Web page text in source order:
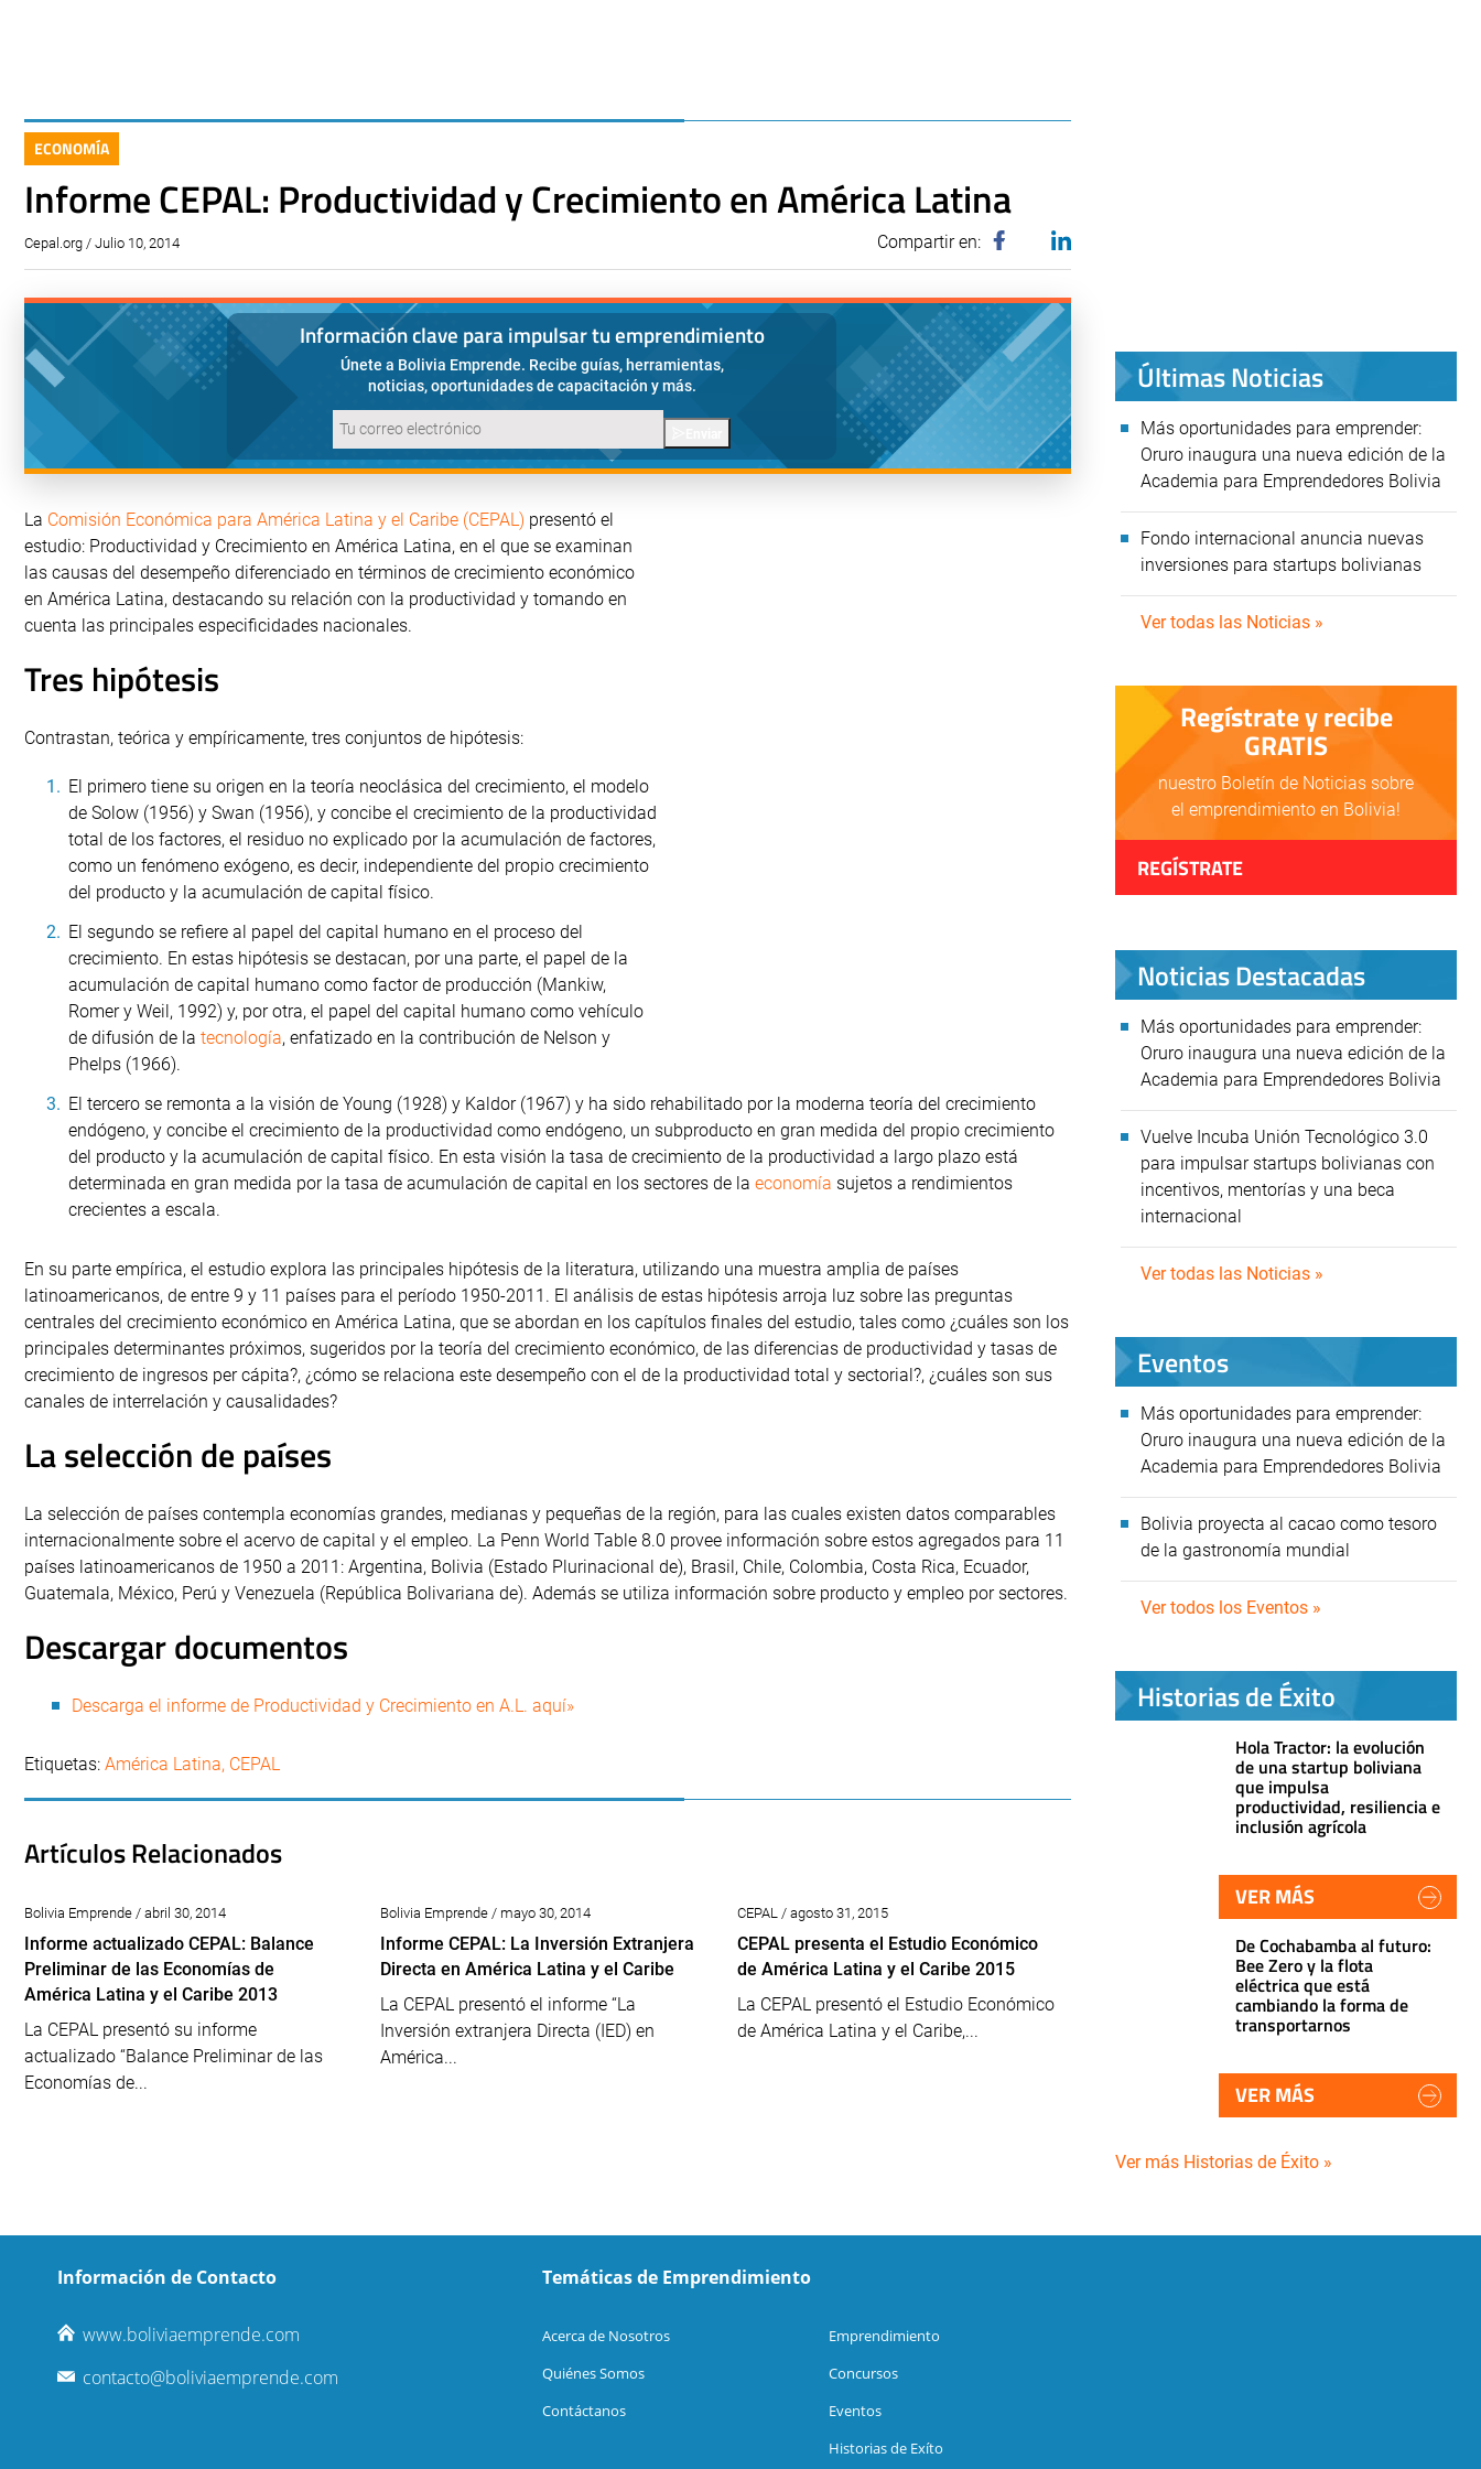
ECONOMÍA
Informe CEPAL: Productividad y Crecimiento en América Latina
Cepal.org / Julio 10, 2014 Compartir en:
Información clave para impulsar tu emprendimiento
Únete a Bolivia Emprende. Recibe guías, herramientas,
noticias, oportunidades de capacitación y más.
La Comisión Económica para América Latina y el Caribe (CEPAL) presentó el
estudio: Productividad y Crecimiento en América Latina, en el que se examinan
las causas del desempeño diferenciado en términos de crecimiento económico
en América Latina, destacando su relación con la productividad y tomando en
cuenta las principales especificidades nacionales.
Tres hipótesis
Contrastan, teórica y empíricamente, tres conjuntos de hipótesis:
El primero tiene su origen en la teoría neoclásica del crecimiento, el modelo
de Solow (1956) y Swan (1956), y concibe el crecimiento de la productividad
total de los factores, el residuo no explicado por la acumulación de factores,
como un fenómeno exógeno, es decir, independiente del propio crecimiento
del producto y la acumulación de capital físico.
El segundo se refiere al papel del capital humano en el proceso del
crecimiento. En estas hipótesis se destacan, por una parte, el papel de la
acumulación de capital humano como factor de producción (Mankiw,
Romer y Weil, 1992) y, por otra, el papel del capital humano como vehículo
de difusión de la tecnología, enfatizado en la contribución de Nelson y
Phelps (1966).
El tercero se remonta a la visión de Young (1928) y Kaldor (1967) y ha sido rehabilitado por la moderna teoría del crecimiento
endógeno, y concibe el crecimiento de la productividad como endógeno, un subproducto en gran medida del propio crecimiento
del producto y la acumulación de capital físico. En esta visión la tasa de crecimiento de la productividad a largo plazo está
determinada en gran medida por la tasa de acumulación de capital en los sectores de la economía sujetos a rendimientos
crecientes a escala.
En su parte empírica, el estudio explora las principales hipótesis de la literatura, utilizando una muestra amplia de países
latinoamericanos, de entre 9 y 11 países para el período 1950-2011. El análisis de estas hipótesis arroja luz sobre las preguntas
centrales del crecimiento económico en América Latina, que se abordan en los capítulos finales del estudio, tales como ¿cuáles son los
principales determinantes próximos, sugeridos por la teoría del crecimiento económico, de las diferencias de productividad y tasas de
crecimiento de ingresos per cápita?, ¿cómo se relaciona este desempeño con el de la productividad total y sectorial?, ¿cuáles son sus
canales de interrelación y causalidades?
La selección de países
La selección de países contempla economías grandes, medianas y pequeñas de la región, para las cuales existen datos comparables
internacionalmente sobre el acervo de capital y el empleo. La Penn World Table 8.0 provee información sobre estos agregados para 11
países latinoamericanos de 1950 a 2011: Argentina, Bolivia (Estado Plurinacional de), Brasil, Chile, Colombia, Costa Rica, Ecuador,
Guatemala, México, Perú y Venezuela (República Bolivariana de). Además se utiliza información sobre producto y empleo por sectores.
Descargar documentos
Descarga el informe de Productividad y Crecimiento en A.L. aquí»
Etiquetas: América Latina, CEPAL
Artículos Relacionados
Bolivia Emprende / abril 30, 2014
Informe actualizado CEPAL: Balance
Preliminar de las Economías de
América Latina y el Caribe 2013
La CEPAL presentó su informe
actualizado “Balance Preliminar de las
Economías de...
Bolivia Emprende / mayo 30, 2014
Informe CEPAL: La Inversión Extranjera
Directa en América Latina y el Caribe
La CEPAL presentó el informe “La
Inversión extranjera Directa (IED) en
América...
CEPAL / agosto 31, 2015
CEPAL presenta el Estudio Económico
de América Latina y el Caribe 2015
La CEPAL presentó el Estudio Económico
de América Latina y el Caribe,...
Últimas Noticias
Más oportunidades para emprender:
Oruro inaugura una nueva edición de la
Academia para Emprendedores Bolivia
Fondo internacional anuncia nuevas
inversiones para startups bolivianas
Ver todas las Noticias »
Regístrate y recibe
GRATIS
nuestro Boletín de Noticias sobre
el emprendimiento en Bolivia!
REGÍSTRATE
Noticias Destacadas
Más oportunidades para emprender:
Oruro inaugura una nueva edición de la
Academia para Emprendedores Bolivia
Vuelve Incuba Unión Tecnológico 3.0
para impulsar startups bolivianas con
incentivos, mentorías y una beca
internacional
Ver todas las Noticias »
Eventos
Más oportunidades para emprender:
Oruro inaugura una nueva edición de la
Academia para Emprendedores Bolivia
Bolivia proyecta al cacao como tesoro
de la gastronomía mundial
Ver todos los Eventos »
Historias de Éxito
Hola Tractor: la evolución
de una startup boliviana
que impulsa
productividad, resiliencia e
inclusión agrícola
VER MÁS
De Cochabamba al futuro:
Bee Zero y la flota
eléctrica que está
cambiando la forma de
transportarnos
VER MÁS
Ver más Historias de Éxito »
Información de Contacto
www.boliviaemprende.com
contacto@boliviaemprende.com
Temáticas de Emprendimiento
Acerca de Nosotros
Quiénes Somos
Contáctanos
Emprendimiento
Concursos
Eventos
Historias de Exíto